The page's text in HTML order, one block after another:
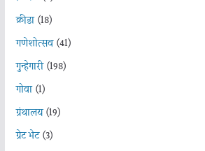
क्रीडा(18)
गणेशोत्सव(41)
गुन्हेगारी(198)
गोवा(1)
ग्रंथालय(19)
ग्रेट भेट(3)